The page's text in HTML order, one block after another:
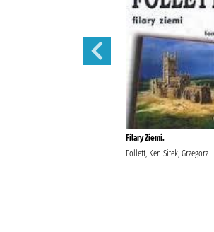
Filary Ziemi.
Follett, Ken Sitek, Grzegorz